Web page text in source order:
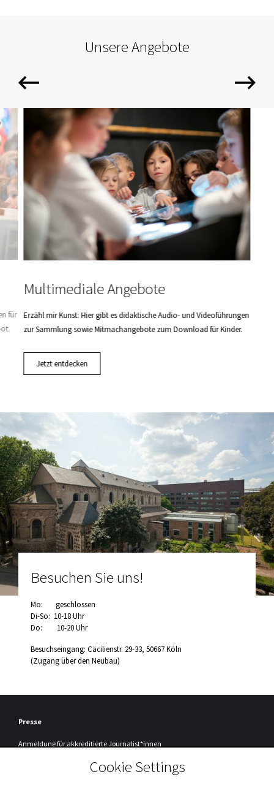
Unsere Angebote
für
Multimediale Angebote
Erzähl mir Kunst: Hier gibt es didaktische Audio- und Videoführungen
zur Sammlung sowie Mitmachangebote zum Download für Kinder.
Jetzt entdecken
Besuchen Sie uns!
Mo: geschlossen
Di-So: 10-18 Uhr
Do: 10-20 Uhr
Besuchseingang: Cäcilienstr. 29-33, 50667 Köln
(Zugang über den Neubau)
Presse
Anmeldungfür akkreditierte Journalist*innen
Cookie Settings